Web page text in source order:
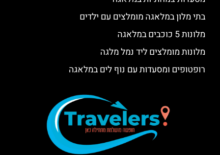
בתי מלון במלאגה מומלצים עם ילדים
מלונות 5 כוכבים במלאגה
מלונות מומלצים ליד נמל מלגה
רופטופים ומסעדות עם נוף לים במלאגה